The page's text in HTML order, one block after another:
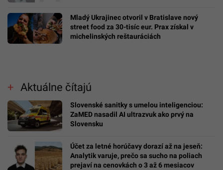
Mladý Ukrajinec otvoril v Bratislave nový
street food za 30-tisíc eur. Prax získal v
michelinských reštauráciách
Aktuálne čítajú
Slovenské sanitky s umelou inteligenciou:
ZaMED nasadil AI ultrazvuk ako prvý na
Slovensku
Účet za letné horúčavy dorazí až na jeseň:
Analytik varuje, prečo sa sucho na poliach
prejaví na cenovkách o 3 až 6 mesiacov